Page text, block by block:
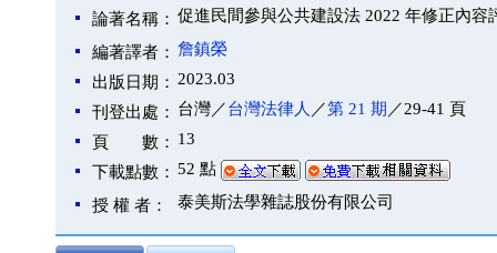
論著名稱： 促進民間參與公共建設法 2022 年修正內容
編著譯者： 詹鎮榮
出版日期： 2023.03
刊登出處： 台灣／台灣法律人 ／第 21 期 ／29-41 頁
頁 數： 13
下載點數： 52 點
授 權 者： 泰美斯法學雜誌股份有限公司